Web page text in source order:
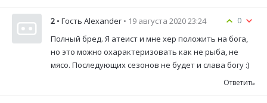
0
2 • Гость Alexander • 19 августа 2020 23:24
Полный бред. Я атеист и мне хер положить на бога,
но это можно охарактеризовать как не рыба, не
мясо. Последующих сезонов не будет и слава богу :)
Ответить